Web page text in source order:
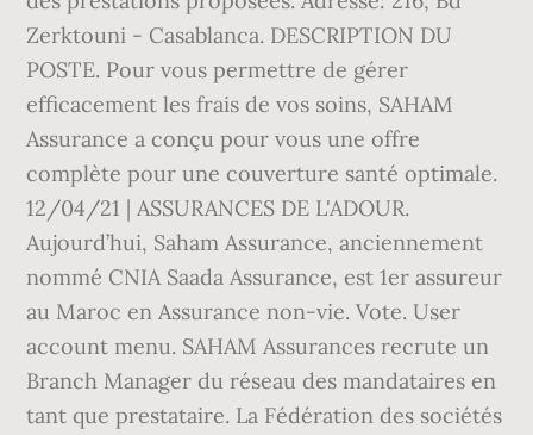
Zerktouni - Casablanca. DESCRIPTION DU
POSTE. Pour vous permettre de gérer
efficacement les frais de vos soins, SAHAM
Assurance a conçu pour vous une offre
complète pour une couverture santé optimale.
12/04/21 | ASSURANCES DE L'ADOUR.
Aujourd’hui, Saham Assurance, anciennement
nommé CNIA Saada Assurance, est 1er assureur
au Maroc en Assurance non-vie. Vote. User
account menu. SAHAM Assurances recrute un
Branch Manager du réseau des mandataires en
tant que prestataire. La Fédération des sociétés